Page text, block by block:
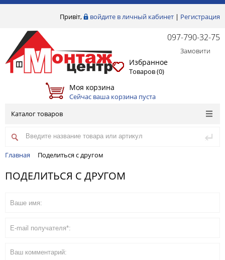
Привіт, войдите в личный кабинет | Регистрация
097-790-32-75
Замовити
Избранное
Товаров (0)
Моя корзина
Сейчас ваша корзина пуста
Каталог товаров
Главная Поделиться с другом
ПОДЕЛИТЬСЯ С ДРУГОМ